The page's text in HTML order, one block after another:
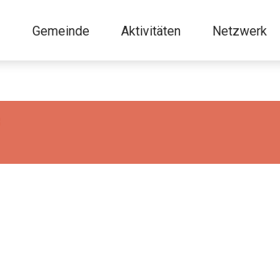
Gemeinde Aktivitäten Netzwerk